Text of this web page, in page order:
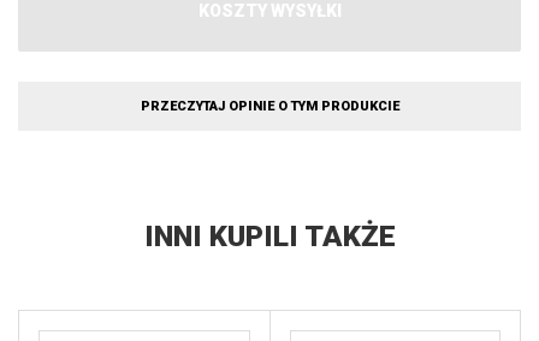
KOSZTY WYSYŁKI
PRZECZYTAJ OPINIE O TYM PRODUKCIE
INNI KUPILI TAKŻE